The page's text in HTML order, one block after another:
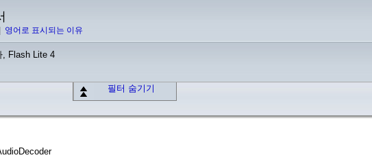
영어로 표시되는 이유
, Flash Lite 4
필터 숨기기